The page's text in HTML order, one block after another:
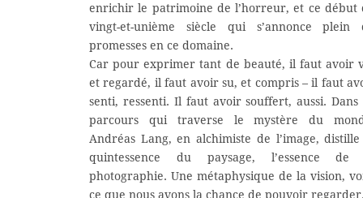
enrichir le patrimoine de l’horreur, et ce début
vingt-et-unième siècle qui s’annonce plein
promesses en ce domaine.
Car pour exprimer tant de beauté, il faut avoir
et regardé, il faut avoir su, et compris – il faut
senti, ressenti. Il faut avoir souffert, aussi. Dans
parcours qui traverse le mystère du
Andréas Lang, en alchimiste de l’image,
quintessence du paysage, l’essence de
photographie. Une métaphysique de la vision,
ce que nous avons la chance de pouvoir